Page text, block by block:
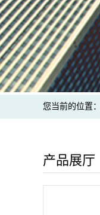
您当前的位置：
产品展厅